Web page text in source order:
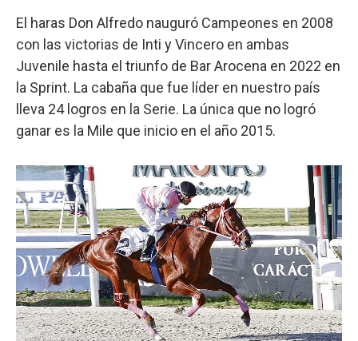
El haras Don Alfredo nauguró Campeones en 2008
con las victorias de Inti y Vincero en ambas
Juvenile hasta el triunfo de Bar Arocena en 2022 en
la Sprint. La cabaña que fue líder en nuestro país
lleva 24 logros en la Serie. La única que no logró
ganar es la Mile que inicio en el año 2015.